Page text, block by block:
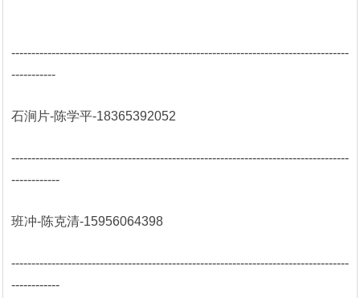
------------------------------------------------------------------------------------
-----------
石涧片-陈学平-18365392052
------------------------------------------------------------------------------------
------------
班冲-陈克清-15956064398
------------------------------------------------------------------------------------
------------